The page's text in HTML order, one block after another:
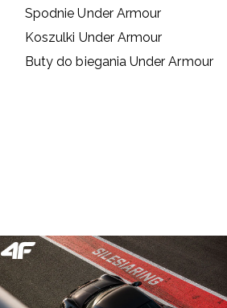
Spodnie Under Armour
Koszulki Under Armour
Buty do biegania Under Armour